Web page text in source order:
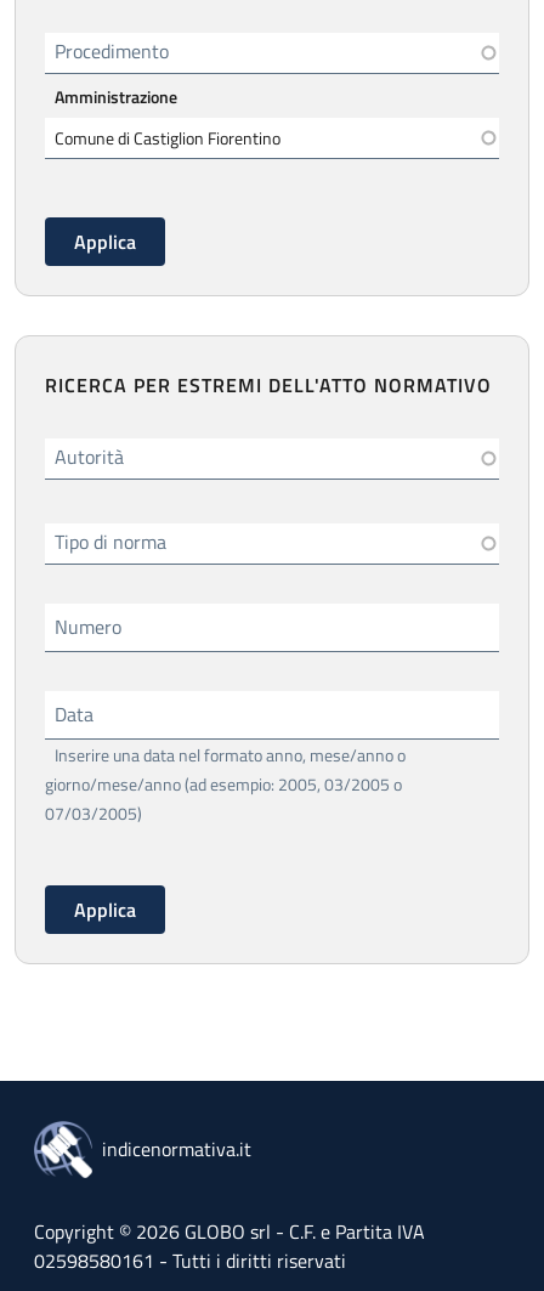
Procedimento
Amministrazione
RICERCA PER ESTREMI DELL'ATTO NORMATIVO
Autorità
Tipo di norma
Numero
Data
Inserire una data nel formato anno, mese/anno o
giorno/mese/anno (ad esempio: 2005, 03/2005 o
07/03/2005)
indicenormativa.it
Copyright © 2026 GLOBO srl - C.F. e Partita IVA
02598580161 - Tutti i diritti riservati